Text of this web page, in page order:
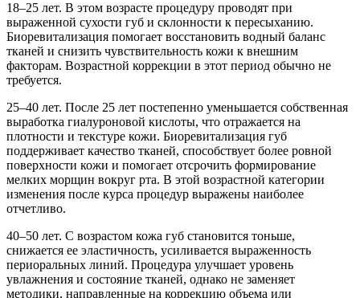
18–25 лет. В этом возрасте процедуру проводят при
выраженной сухости губ и склонности к пересыханию.
Биоревитализация помогает восстановить водный баланс
тканей и снизить чувствительность кожи к внешним
факторам. Возрастной коррекции в этот период обычно не
требуется.
25–40 лет. После 25 лет постепенно уменьшается собственная
выработка гиалуроновой кислоты, что отражается на
плотности и текстуре кожи. Биоревитализация губ
поддерживает качество тканей, способствует более ровной
поверхности кожи и помогает отсрочить формирование
мелких морщин вокруг рта. В этой возрастной категории
изменения после курса процедур выражены наиболее
отчетливо.
40–50 лет. С возрастом кожа губ становится тоньше,
снижается ее эластичность, усиливается выраженность
периоральных линий. Процедура улучшает уровень
увлажнения и состояние тканей, однако не заменяет
методики, направленные на коррекцию объема или